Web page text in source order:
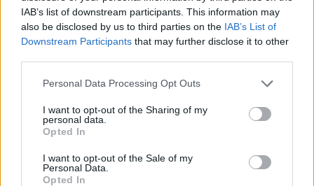
IAB’s list of downstream participants. This information may
also be disclosed by us to third parties on the IAB’s List of
Downstream Participants that may further disclose it to other
Personal Data Processing Opt Outs
I want to opt-out of the Sharing of my
personal data.
Opted In
I want to opt-out of the Sale of my
Personal Data.
Opted In